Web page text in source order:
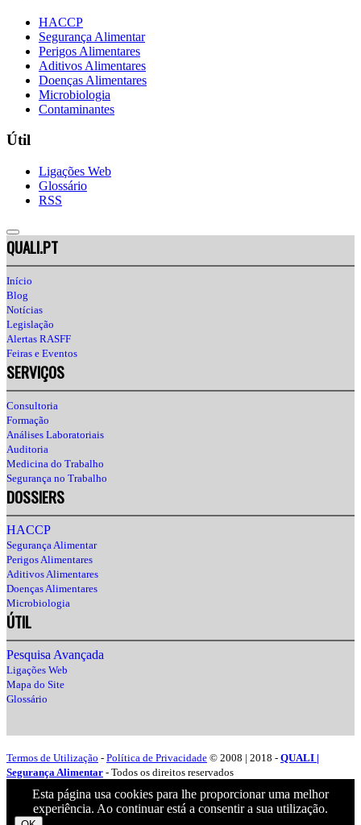
HACCP
Segurança Alimentar
Perigos Alimentares
Aditivos Alimentares
Doenças Alimentares
Microbiologia
Contaminantes
Útil
Ligações Web
Glossário
RSS
QUALI.PT
Início
Blog
Notícias
Legislação
Alertas RASFF
Feiras e Eventos
SERVIÇOS
Consultoria
Formação
Análises Laboratoriais
Auditoria
Medicina do Trabalho
Segurança no Trabalho
DOSSIERS
HACCP
Segurança Alimentar
Perigos Alimentares
Aditivos Alimentares
Doenças Alimentares
Microbiologia
ÚTIL
Pesquisa Avançada
Ligações Web
Mapa do Site
Glossário
Termos de Utilização - Política de Privacidade © 2008 | 2018 - QUALI |
Segurança Alimentar - Todos os direitos reservados
Esta página usa cookies para lhe proporcionar uma melhor
experiência. Ao continuar está a consentir a sua utilização.